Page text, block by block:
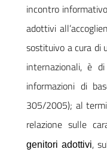
incontro
adottivi
sostituivo a cura di
internazionali, è
informazioni di
305/2005); al
relazione sulle
genitori adottivi,